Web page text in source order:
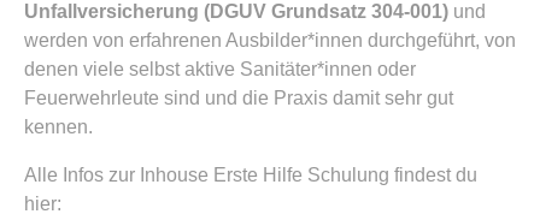
Unfallversicherung (DGUV Grundsatz 304-001) und
werden von erfahrenen Ausbilder*innen durchgeführt, von
denen viele selbst aktive Sanitäter*innen oder
Feuerwehrleute sind und die Praxis damit sehr gut
kennen.
Alle Infos zur Inhouse Erste Hilfe Schulung findest du
hier: